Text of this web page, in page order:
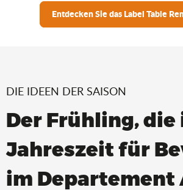
Entdecken Sie das Label Table
DIE IDEEN DER SAISON
Der Frühling, die
Jahreszeit für
im Departement